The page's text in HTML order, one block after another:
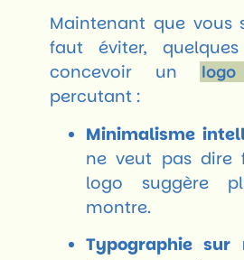
Maintenant que vous
faut éviter,
concevoir un
logo
percutant :
Minimalisme
ne veut pas dire
logo suggère
montre.
Typographie sur